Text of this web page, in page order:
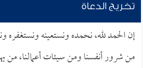
تخريج الدعاة
إن الحمد لله، نحمده ونستعينه ونستغفره
من شرور أنفسنا ومن سيئات أعمالنا، من